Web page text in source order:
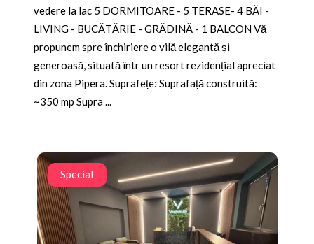
vedere la lac 5 DORMITOARE - 5 TERASE- 4 BĂI -
LIVING - BUCĂTĂRIE - GRĂDINĂ - 1 BALCON Vă
propunem spre închiriere o vilă elegantă și
generoasă, situată într un resort rezidențial apreciat
din zona Pipera. Suprafețe: Suprafață construită:
~350 mp Supra ...
Special